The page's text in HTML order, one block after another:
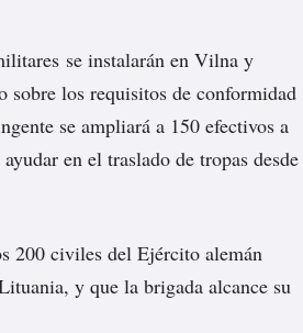
se instalarán en Vilna y
sobre los requisitos de conformidad
se ampliará a 150 efectivos a
en el traslado de tropas desde
200 civiles del Ejército alemán
y que la brigada alcance su